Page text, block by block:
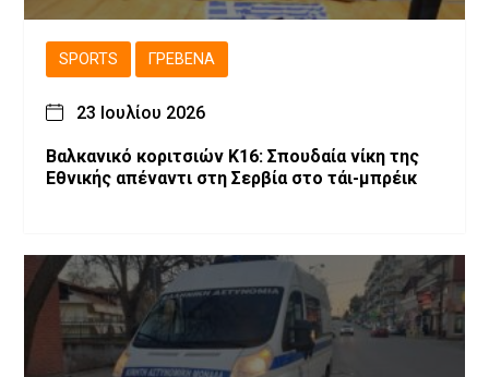
SPORTS ΓΡΕΒΕΝΆ
23 Ιουλίου 2026
Βαλκανικό κοριτσιών Κ16: Σπουδαία νίκη της
Εθνικής απέναντι στη Σερβία στο τάι-μπρέικ